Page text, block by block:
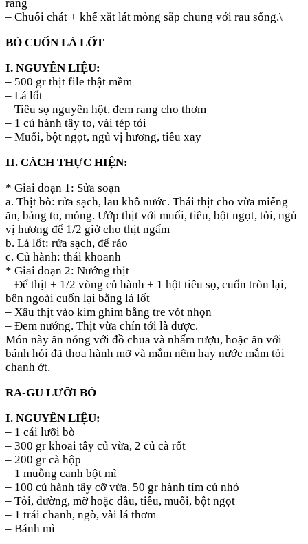
rang
– Chuối chát + khế xắt lát mỏng sắp chung với rau sống.\
BÒ CUỐN LÁ LỐT
I. NGUYÊN LIỆU:
– 500 gr thịt file thật mềm
– Lá lốt
– Tiêu sọ nguyên hột, đem rang cho thơm
– 1 củ hành tây to, vài tép tỏi
– Muối, bột ngọt, ngủ vị hương, tiêu xay
II. CÁCH THỰC HIỆN:
* Giai đoạn 1: Sửa soạn
a. Thịt bò: rửa sạch, lau khô nước. Thái thịt cho vừa miếng
ăn, bảng to, mỏng. Ướp thịt với muối, tiêu, bột ngọt, tỏi, ngủ
vị hương để 1/2 giờ cho thịt ngấm
b. Lá lốt: rửa sạch, để ráo
c. Củ hành: thái khoanh
* Giai đoạn 2: Nướng thịt
– Để thịt + 1/2 vòng củ hành + 1 hột tiêu sọ, cuốn tròn lại,
bên ngoài cuốn lại bằng lá lốt
– Xâu thịt vào kim ghim bằng tre vót nhọn
– Đem nướng. Thịt vừa chín tới là được.
Món này ăn nóng với đồ chua và nhấm rượu, hoặc ăn với
bánh hỏi đã thoa hành mỡ và mắm nêm hay nước mắm tỏi
chanh ớt.
RA-GU LƯỠI BÒ
I. NGUYÊN LIỆU:
– 1 cái lưỡi bò
– 300 gr khoai tây củ vừa, 2 củ cà rốt
– 200 gr cà hộp
– 1 muỗng canh bột mì
– 100 củ hành tây cỡ vừa, 50 gr hành tím củ nhỏ
– Tỏi, đường, mỡ hoặc dầu, tiêu, muối, bột ngọt
– 1 trái chanh, ngò, vài lá thơm
– Bánh mì